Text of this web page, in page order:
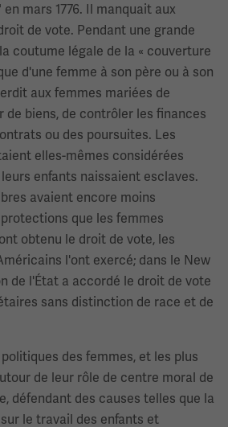
mars 1776. Il manquait aux
de vote. Pendant une grande
coutume légale de la « couverture
d'une femme à son père ou à son
aux femmes mariées de
de biens, de contrôler les finances
ou des poursuites. Les
elles-mêmes considérées
enfants naissaient esclaves.
avaient encore moins
que les femmes
obtenu le droit de vote, les
l'ont exercé; dans le New
de l'État a accordé le droit de vote
sans distinction de race et de
des femmes, et les plus
de leur rôle de centre moral de
défendant des causes telles que la
le travail des enfants et